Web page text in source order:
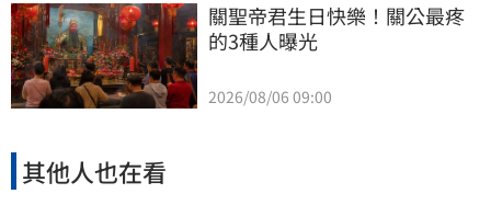
關聖帝君生日快樂！關公最疼
的3種人曝光
2026/08/06 09:00
其他人也在看